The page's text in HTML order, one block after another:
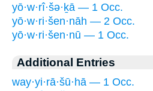
yō·w·rî·šə·ḵā — 1 Occ.
yō·w·ri·šen·nāh — 2 Occ.
yō·w·ri·šen·nū — 1 Occ.
Additional Entries
way·yi·rā·šū·hā — 1 Occ.